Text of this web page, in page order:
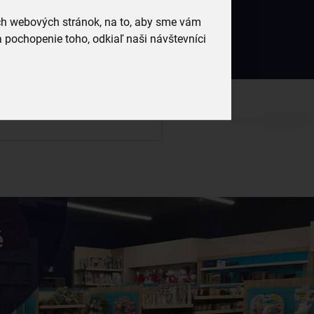
webových stránok, na to, aby sme vám
toho, odkiaľ naši návštevníci
Český e-shop Prihlásený